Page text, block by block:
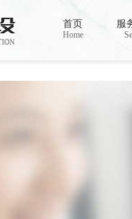
用下载,小黄片
首页
Home
服